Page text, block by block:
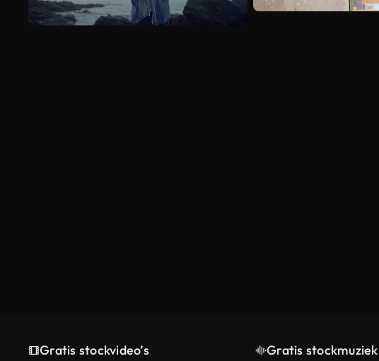
Gratis stockvideo’s Gratis stockmuziek